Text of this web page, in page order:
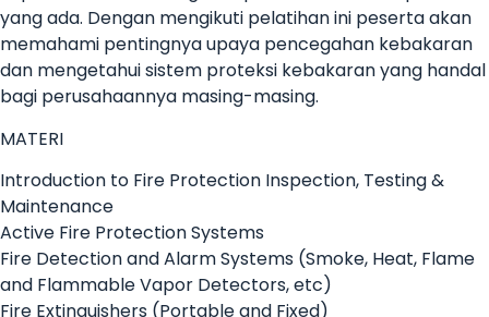
yang ada. Dengan mengikuti pelatihan ini peserta akan
memahami pentingnya upaya pencegahan kebakaran
dan mengetahui sistem proteksi kebakaran yang handal
bagi perusahaannya masing-masing.
MATERI
Introduction to Fire Protection Inspection, Testing &
Maintenance
Active Fire Protection Systems
Fire Detection and Alarm Systems (Smoke, Heat, Flame
and Flammable Vapor Detectors, etc)
Fire Extinguishers (Portable and Fixed)